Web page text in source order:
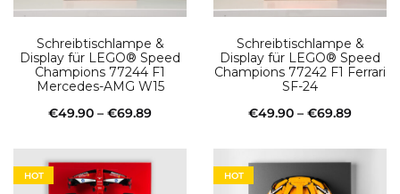
Schreibtischlampe &
Display für LEGO® Speed
Champions 77244 F1
Mercedes-AMG W15
€49.90 – €69.89Preisspanne:
bis Produkt
Schreibtischlampe &
Display für LEGO® Speed
Champions 77242 F1 Ferrari
SF-24
€49.90 – €69.89
bis
HOT HOT